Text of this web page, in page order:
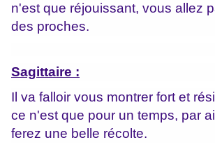
n'est que réjouissant, vous allez
des proches.
Sagittaire :
Il va falloir vous montrer fort et
ce n'est que pour un temps, par
ferez une belle récolte.